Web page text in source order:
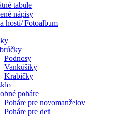
tabule
nápisy
hostí/ Fotoalbum
Podnosy
Vankúšiky
Krabičky
poháre
Poháre pre novomanželov
Poháre pre deti